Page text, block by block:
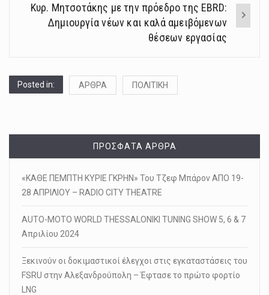
Κυρ. Μητσοτάκης με την πρόεδρο της EBRD:
Δημιουργία νέων και καλά αμειβόμενων
θέσεων εργασίας
Posted in: ΑΡΘΡΑ ΠΟΛΙΤΙΚΗ
ΠΡΌΣΦΑΤΑ ΆΡΘΡΑ
«ΚΑΘΕ ΠΕΜΠΤΗ ΚΥΡΙΕ ΓΚΡΗΝ» Του Τζεφ Μπάρον ΑΠΟ 19-
28 ΑΠΡΙΛΙΟΥ – RADIO CITY THEATRE
AUTO-MOTO WORLD THESSALONIKI TUNING SHOW 5, 6 & 7
Απριλίου 2024
Ξεκινούν οι δοκιμαστικοί έλεγχοι στις εγκαταστάσεις του
FSRU στην Αλεξανδρούπολη – Έφτασε το πρώτο φορτίο
LNG